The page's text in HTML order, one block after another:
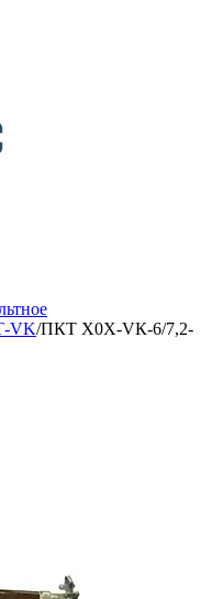
VK/ПКТ Х0Х-VК-6/7,2-